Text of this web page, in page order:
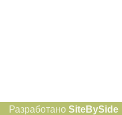
Разработано SiteBySide